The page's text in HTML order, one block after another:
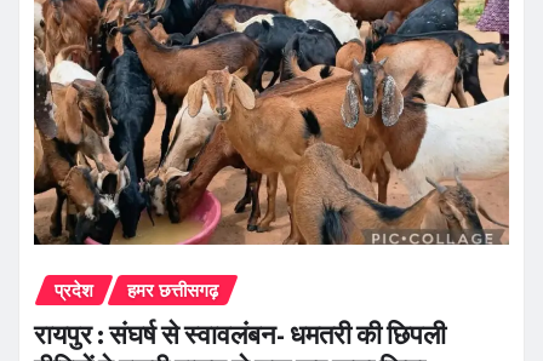
प्रदेश हमर छत्तीसगढ़
रायपुर : संघर्ष से स्वावलंबन- धमतरी की छिपली